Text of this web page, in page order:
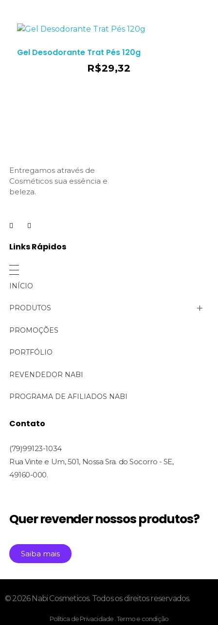
Gel Desodorante Trat Pés 120g
R$29,32
Entregamos através de
Cosméticos sua essência e
beleza.
Links Rápidos
INÍCIO
PRODUTOS
Linha Aromas de Nabi
Linha Bella
Linha Corporal
Linha Cosmecêutica
PROMOÇÕES
PORTFÓLIO
REVENDEDOR NABI
PROGRAMA DE AFILIADOS NABI
Contato
(79)99123-1034
Rua Vinte e Um, 501, Nossa Sra. do Socorro - SE,
49160-000.
Quer revender nossos produtos?
Saiba mais
© 2026 Nabi Cosmeticos. Todos os direitos reservados.
Política de Privacidade . Termo e condição